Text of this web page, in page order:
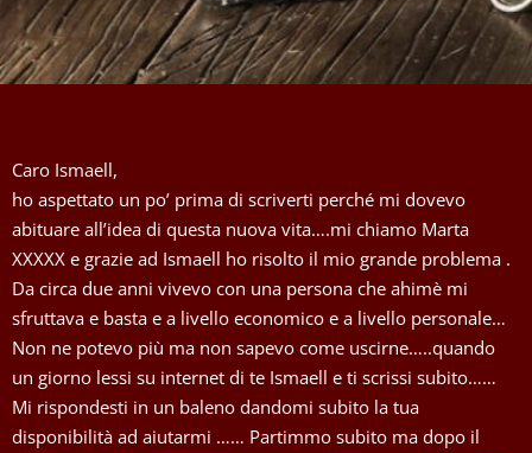
Caro Ismaell,
ho aspettato un po’ prima di scriverti perché mi dovevo
abituare all’idea di questa nuova vita….mi chiamo Marta
XXXXX e grazie ad Ismaell ho risolto il mio grande problema .
Da circa due anni vivevo con una persona che ahimè mi
sfruttava e basta e a livello economico e a livello personale…
Non ne potevo più ma non sapevo come uscirne…..quando
un giorno lessi su internet di te Ismaell e ti scrissi subito……
Mi rispondesti in un baleno dandomi subito la tua
disponibilità ad aiutarmi …… Partimmo subito ma dopo il